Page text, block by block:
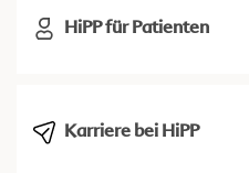
HiPP für Patienten
Karriere bei HiPP